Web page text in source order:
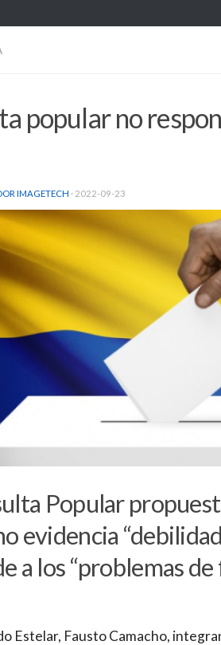
popular no
IMAGETECH · 2022-09-23
Popular
evidencia
a los “problemas
Estelar, Fausto Camacho,